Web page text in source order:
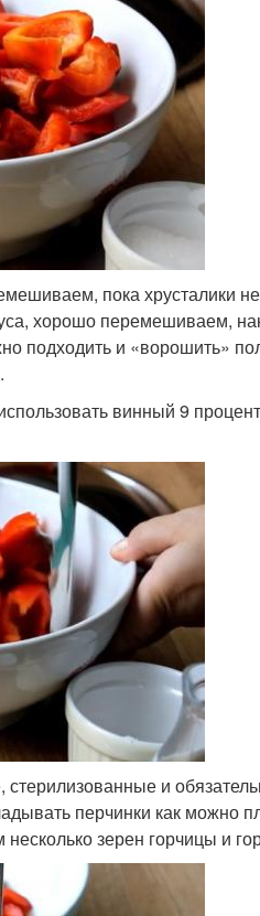
пока хрусталики
хорошо перемешиваем,
подходить и «ворошить»
винный 9
и
перчинки как можно
зерен горчицы и